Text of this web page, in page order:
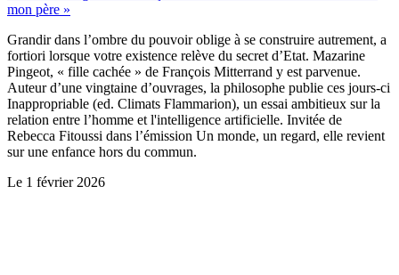
mon père »
Grandir dans l’ombre du pouvoir oblige à se construire autrement, a
fortiori lorsque votre existence relève du secret d’Etat. Mazarine
Pingeot, « fille cachée » de François Mitterrand y est parvenue.
Auteur d’une vingtaine d’ouvrages, la philosophe publie ces jours-ci
Inappropriable (ed. Climats Flammarion), un essai ambitieux sur la
relation entre l’homme et l'intelligence artificielle. Invitée de
Rebecca Fitoussi dans l’émission Un monde, un regard, elle revient
sur une enfance hors du commun.
Le 1 février 2026